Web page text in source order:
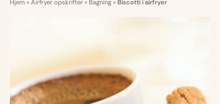
Hjem » Airfryer opskrifter » Bagning » Biscotti i airfryer